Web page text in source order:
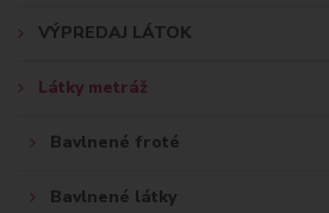
VÝPREDAJ LÁTOK
Látky metráž
Bavlnené froté
Bavlnené látky